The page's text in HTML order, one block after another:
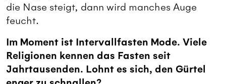
die Nase steigt, dann wird manches Auge
feucht.
Im Moment ist Intervallfasten Mode. Viele
Religionen kennen das Fasten seit
Jahrtausenden. Lohnt es sich, den Gürtel